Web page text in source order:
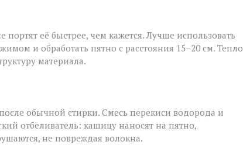
её быстрее, чем кажется. Лучше использовать
и обработать пятно с расстояния 15–20 см. Тепло
материала.
обычной стирки. Смесь перекиси водорода и
отбеливатель: кашицу наносят на пятно,
не повреждая волокна.